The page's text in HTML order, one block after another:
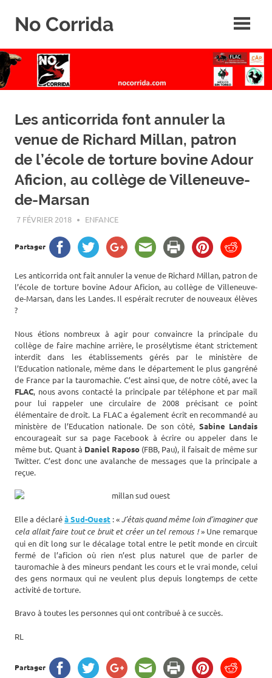
No Corrida
de
la
corrida
Les anticorrida font annuler la
venue de Richard Millan, patron
de l’école de torture bovine Adour
Aficion, au collège de Villeneuve-
de-Marsan
7 FÉVRIER 2018 ROGER LAHANA
ENFANCE
Partager
Les anticorrida ont fait annuler la venue de Richard Millan, patron de
l’école de torture bovine Adour Aficion, au collège de Villeneuve-
de-Marsan, dans les Landes. Il espérait recruter de nouveaux élèves
?
Nous étions nombreux à agir pour convaincre la principale du
collège de faire machine arrière, le prosélytisme étant strictement
interdit dans les établissements gérés par le ministère de
l’Education nationale, même dans le département le plus gangréné
de France par la tauromachie. C’est ainsi que, de notre côté, avec la
FLAC, nous avons contacté la principale par téléphone et par mail
pour lui rappeler une circulaire de 2008 précisant ce point
élémentaire de droit. La FLAC a également écrit en recommandé au
ministère de l’Education nationale. De son côté, Sabine Landais
encourageait sur sa page Facebook à écrire ou appeler dans le
même but. Quant à Daniel Raposo(FBB, Pau), il faisait de même sur
Twitter. C’est donc une avalanche de messages que la principale a
reçue.
Elle a déclaréà Sud-Ouest : «J’étais quand même loin d’imaginer que
cela allait faire tout ce bruit et créer un tel remous !» Une remarque
qui en dit long sur le décalage total entre le petit monde en circuit
fermé de l’aficion où rien n’est plus naturel que de parler de
tauromachie à des mineurs pendant les cours et le vrai monde, celui
des gens normaux qui ne veulent plus depuis longtemps de cette
activité de torture.
Bravo à toutes les personnes qui ont contribué à ce succès.
RL
Partager